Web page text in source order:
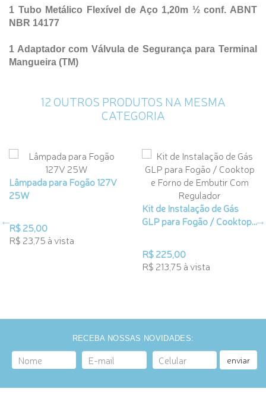
1 Tubo Metálico Flexível de Aço 1,20m ½ conf. ABNT
NBR 14177
1 Adaptador com Válvula de Segurança para Terminal
Mangueira (TM)
12 OUTROS PRODUTOS NA MESMA
CATEGORIA
Lâmpada para Fogão 127V
25W
R$ 25,00
R$ 23,75 à vista
Kit de Instalação de Gás
GLP para Fogão / Cooktop...
R$ 225,00
R$ 213,75 à vista
RECEBA NOSSAS NOVIDADES:
enviar